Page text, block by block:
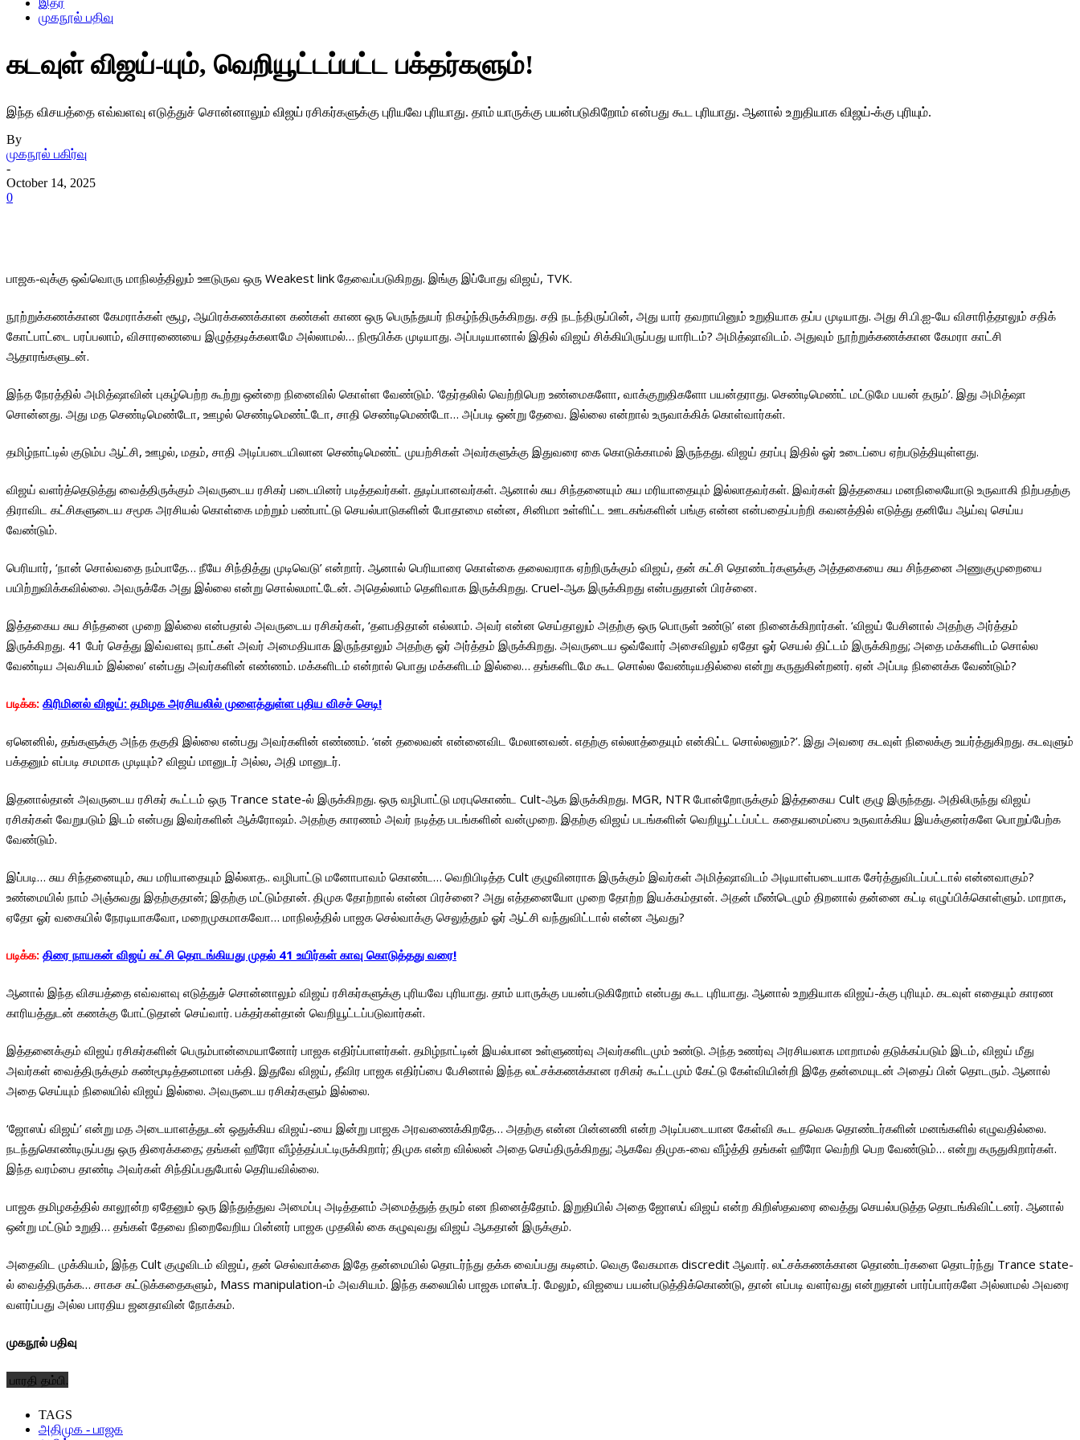
இதர
முகநூல் பதிவு
கடவுள் விஜய்-யும், வெறியூட்டப்பட்ட பக்தர்களும்!
இந்த விசயத்தை எவ்வளவு எடுத்துச் சொன்னாலும் விஜய் ரசிகர்களுக்கு புரியவே புரியாது. தாம் யாருக்கு பயன்படுகிறோம் என்பது கூட புரியாது. ஆனால் உறுதியாக விஜய்-க்கு புரியும்.
By
முகநூல் பகிர்வு
-
October 14, 2025
0
பாஜக-வுக்கு ஒவ்வொரு மாநிலத்திலும் ஊடுருவ ஒரு Weakest link தேவைப்படுகிறது. இங்கு இப்போது விஜய், TVK.
நூற்றுக்கணக்கான கேமராக்கள் சூழ, ஆயிரக்கணக்கான கண்கள் காண ஒரு பெருந்துயர் நிகழ்ந்திருக்கிறது. சதி நடந்திருப்பின், அது யார் தவறாயினும் உறுதியாக தப்ப முடியாது. அது சி.பி.ஐ-யே விசாரித்தாலும் சதிக்
கோட்பாட்டை பரப்பலாம், விசாரணையை இழுத்தடிக்கலாமே அல்லாமல்… நிரூபிக்க முடியாது. அப்படியானால் இதில் விஜய் சிக்கியிருப்பது யாரிடம்? அமித்ஷாவிடம். அதுவும் நூற்றுக்கணக்கான கேமரா காட்சி
ஆதாரங்களுடன்.
இந்த நேரத்தில் அமித்ஷாவின் புகழ்பெற்ற கூற்று ஒன்றை நினைவில் கொள்ள வேண்டும். ‘தேர்தலில் வெற்றிபெற உண்மைகளோ, வாக்குறுதிகளோ பயன்தராது. செண்டிமெண்ட் மட்டுமே பயன் தரும்’. இது அமித்ஷா
சொன்னது. அது மத செண்டிமெண்டோ, ஊழல் செண்டிமெண்ட்டோ, சாதி செண்டிமெண்டோ… அப்படி ஒன்று தேவை. இல்லை என்றால் உருவாக்கிக் கொள்வார்கள்.
தமிழ்நாட்டில் குடும்ப ஆட்சி, ஊழல், மதம், சாதி அடிப்படையிலான செண்டிமெண்ட் முயற்சிகள் அவர்களுக்கு இதுவரை கை கொடுக்காமல் இருந்தது. விஜய் தரப்பு இதில் ஓர் உடைப்பை ஏற்படுத்தியுள்ளது.
விஜய் வளர்த்தெடுத்து வைத்திருக்கும் அவருடைய ரசிகர் படையினர் படித்தவர்கள். துடிப்பானவர்கள். ஆனால் சுய சிந்தனையும் சுய மரியாதையும் இல்லாதவர்கள். இவர்கள் இத்தகைய மனநிலையோடு உருவாகி நிற்பதற்கு
திராவிட கட்சிகளுடைய சமூக அரசியல் கொள்கை மற்றும் பண்பாட்டு செயல்பாடுகளின் போதாமை என்ன, சினிமா உள்ளிட்ட ஊடகங்களின் பங்கு என்ன என்பதைப்பற்றி கவனத்தில் எடுத்து தனியே ஆய்வு செய்ய
வேண்டும்.
பெரியார், ‘நான் சொல்வதை நம்பாதே… நீயே சிந்தித்து முடிவெடு’ என்றார். ஆனால் பெரியாரை கொள்கை தலைவராக ஏற்றிருக்கும் விஜய், தன் கட்சி தொண்டர்களுக்கு அத்தகையை சுய சிந்தனை அணுகுமுறையை
பயிற்றுவிக்கவில்லை. அவருக்கே அது இல்லை என்று சொல்லமாட்டேன். அதெல்லாம் தெளிவாக இருக்கிறது. Cruel-ஆக இருக்கிறது என்பதுதான் பிரச்னை.
இத்தகைய சுய சிந்தனை முறை இல்லை என்பதால் அவருடைய ரசிகர்கள், ‘தளபதிதான் எல்லாம். அவர் என்ன செய்தாலும் அதற்கு ஒரு பொருள் உண்டு’ என நினைக்கிறார்கள். ‘விஜய் பேசினால் அதற்கு அர்த்தம்
இருக்கிறது. 41 பேர் செத்து இவ்வளவு நாட்கள் அவர் அமைதியாக இருந்தாலும் அதற்கு ஓர் அர்த்தம் இருக்கிறது. அவருடைய ஒவ்வோர் அசைவிலும் ஏதோ ஓர் செயல் திட்டம் இருக்கிறது; அதை மக்களிடம் சொல்ல
வேண்டிய அவசியம் இல்லை’ என்பது அவர்களின் எண்ணம். மக்களிடம் என்றால் பொது மக்களிடம் இல்லை… தங்களிடமே கூட சொல்ல வேண்டியதில்லை என்று கருதுகின்றனர். ஏன் அப்படி நினைக்க வேண்டும்?
படிக்க: கிரிமினல் விஜய்: தமிழக அரசியலில் முளைத்துள்ள புதிய விசச் செடி!
ஏனெனில், தங்களுக்கு அந்த தகுதி இல்லை என்பது அவர்களின் எண்ணம். ‘என் தலைவன் என்னைவிட மேலானவன். எதற்கு எல்லாத்தையும் என்கிட்ட சொல்லனும்?’. இது அவரை கடவுள் நிலைக்கு உயர்த்துகிறது. கடவுளும்
பக்தனும் எப்படி சமமாக முடியும்? விஜய் மானுடர் அல்ல, அதி மானுடர்.
இதனால்தான் அவருடைய ரசிகர் கூட்டம் ஒரு Trance state-ல் இருக்கிறது. ஒரு வழிபாட்டு மரபுகொண்ட Cult-ஆக இருக்கிறது. MGR, NTR போன்றோருக்கும் இத்தகைய Cult குழு இருந்தது. அதிலிருந்து விஜய்
ரசிகர்கள் வேறுபடும் இடம் என்பது இவர்களின் ஆக்ரோஷம். அதற்கு காரணம் அவர் நடித்த படங்களின் வன்முறை. இதற்கு விஜய் படங்களின் வெறியூட்டப்பட்ட கதையமைப்பை உருவாக்கிய இயக்குனர்களே பொறுப்பேற்க
வேண்டும்.
இப்படி… சுய சிந்தனையும், சுய மரியாதையும் இல்லாத.. வழிபாட்டு மனோபாவம் கொண்ட… வெறிபிடித்த Cult குழுவினராக இருக்கும் இவர்கள் அமித்ஷாவிடம் அடியாள்படையாக சேர்த்துவிடப்பட்டால் என்னவாகும்?
உண்மையில் நாம் அஞ்சுவது இதற்குதான்; இதற்கு மட்டும்தான். திமுக தோற்றால் என்ன பிரச்னை? அது எத்தனையோ முறை தோற்ற இயக்கம்தான். அதன் மீண்டெழும் திறனால் தன்னை கட்டி எழுப்பிக்கொள்ளும். மாறாக,
ஏதோ ஓர் வகையில் நேரடியாகவோ, மறைமுகமாகவோ… மாநிலத்தில் பாஜக செல்வாக்கு செலுத்தும் ஓர் ஆட்சி வந்துவிட்டால் என்ன ஆவது?
படிக்க: திரை நாயகன் விஜய் கட்சி தொடங்கியது முதல் 41 உயிர்கள் காவு கொடுத்தது வரை!
ஆனால் இந்த விசயத்தை எவ்வளவு எடுத்துச் சொன்னாலும் விஜய் ரசிகர்களுக்கு புரியவே புரியாது. தாம் யாருக்கு பயன்படுகிறோம் என்பது கூட புரியாது. ஆனால் உறுதியாக விஜய்-க்கு புரியும். கடவுள் எதையும் காரண
காரியத்துடன் கணக்கு போட்டுதான் செய்வார். பக்தர்கள்தான் வெறியூட்டப்படுவார்கள்.
இத்தனைக்கும் விஜய் ரசிகர்களின் பெரும்பான்மையானோர் பாஜக எதிர்ப்பாளர்கள். தமிழ்நாட்டின் இயல்பான உள்ளுணர்வு அவர்களிடமும் உண்டு. அந்த உணர்வு அரசியலாக மாறாமல் தடுக்கப்படும் இடம், விஜய் மீது
அவர்கள் வைத்திருக்கும் கண்மூடித்தனமான பக்தி. இதுவே விஜய், தீவிர பாஜக எதிர்ப்பை பேசினால் இந்த லட்சக்கணக்கான ரசிகர் கூட்டமும் கேட்டு கேள்வியின்றி இதே தன்மையுடன் அதைப் பின் தொடரும். ஆனால்
அதை செய்யும் நிலையில் விஜய் இல்லை. அவருடைய ரசிகர்களும் இல்லை.
‘ஜோஸப் விஜய்’ என்று மத அடையாளத்துடன் ஒதுக்கிய விஜய்-யை இன்று பாஜக அரவணைக்கிறதே… அதற்கு என்ன பின்னணி என்ற அடிப்படையான கேள்வி கூட தவெக தொண்டர்களின் மனங்களில் எழுவதில்லை.
நடந்துகொண்டிருப்பது ஒரு திரைக்கதை; தங்கள் ஹீரோ வீழ்த்தப்பட்டிருக்கிறார்; திமுக என்ற வில்லன் அதை செய்திருக்கிறது; ஆகவே திமுக-வை வீழ்த்தி தங்கள் ஹீரோ வெற்றி பெற வேண்டும்… என்று கருதுகிறார்கள்.
இந்த வரம்பை தாண்டி அவர்கள் சிந்திப்பதுபோல் தெரியவில்லை.
பாஜக தமிழகத்தில் காலூன்ற ஏதேனும் ஒரு இந்துத்துவ அமைப்பு அடித்தளம் அமைத்துத் தரும் என நினைத்தோம். இறுதியில் அதை ஜோஸப் விஜய் என்ற கிறிஸ்தவரை வைத்து செயல்படுத்த தொடங்கிவிட்டனர். ஆனால்
ஒன்று மட்டும் உறுதி… தங்கள் தேவை நிறைவேறிய பின்னர் பாஜக முதலில் கை கழுவுவது விஜய் ஆகதான் இருக்கும்.
அதைவிட முக்கியம், இந்த Cult குழுவிடம் விஜய், தன் செல்வாக்கை இதே தன்மையில் தொடர்ந்து தக்க வைப்பது கடினம். வெகு வேகமாக discredit ஆவார். லட்சக்கணக்கான தொண்டர்களை தொடர்ந்து Trance state-
ல் வைத்திருக்க… சாகச கட்டுக்கதைகளும், Mass manipulation-ம் அவசியம். இந்த கலையில் பாஜக மாஸ்டர். மேலும், விஜயை பயன்படுத்திக்கொண்டு, தான் எப்படி வளர்வது என்றுதான் பார்ப்பார்களே அல்லாமல் அவரை
வளர்ப்பது அல்ல பாரதிய ஜனதாவின் நோக்கம்.
முகநூல் பதிவு
பாரதி தம்பி.
TAGS
அதிமுக - பாஜக